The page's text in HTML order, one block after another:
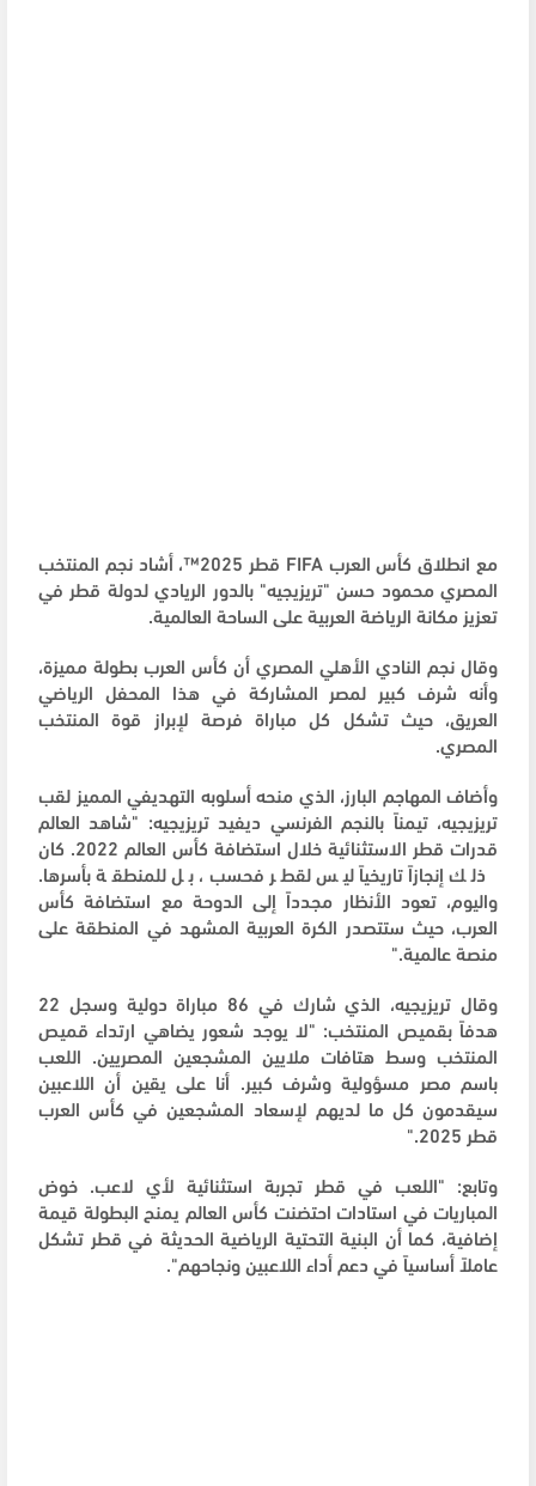
مع انطلاق كأس العرب FIFA
قطر 2025™️، أشاد نجم المنتخب
المصري محمود حسن "تريزيجيه" بالدور الريادي لدولة قطر في
تعزيز مكانة الرياضة العربية على الساحة العالمية.
وقال نجم النادي الأهلي المصري أن كأس العرب بطولة مميزة،
وأنه شرف كبير لمصر المشاركة في هذا المحفل الرياضي
العريق، حيث تشكل كل مباراة فرصة لإبراز قوة المنتخب
المصري.
وأضاف المهاجم البارز، الذي منحه أسلوبه التهديفي المميز لقب
تريزيجيه، تيمناً بالنجم الفرنسي ديفيد تريزيجيه: "شاهد العالم
قدرات قطر الاستثنائية خلال استضافة كأس العالم 2022. كان
ذلك إنجازاً تاريخياً ليس لقطر فحسب، بل للمنطقة بأسرها.
واليوم، تعود الأنظار مجدداً إلى الدوحة مع استضافة كأس
العرب، حيث ستتصدر الكرة العربية المشهد في المنطقة على
منصة عالمية."
وقال تريزيجيه، الذي شارك في 86 مباراة دولية وسجل 22
هدفاً بقميص المنتخب: "لا يوجد شعور يضاهي ارتداء قميص
المنتخب وسط هتافات ملايين المشجعين المصريين. اللعب
باسم مصر مسؤولية وشرف كبير. أنا على يقين أن اللاعبين
سيقدمون كل ما لديهم لإسعاد المشجعين في كأس العرب
قطر 2025."
وتابع: "اللعب في قطر تجربة استثنائية لأي لاعب. خوض
المباريات في استادات احتضنت كأس العالم يمنح البطولة قيمة
إضافية، كما أن البنية التحتية الرياضية الحديثة في قطر تشكل
عاملاً أساسياً في دعم أداء اللاعبين ونجاحهم".